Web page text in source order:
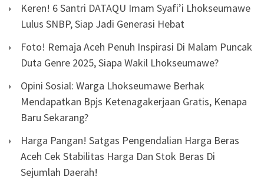
Keren! 6 Santri DATAQU Imam Syafi’i Lhokseumawe
Lulus SNBP, Siap Jadi Generasi Hebat
Foto! Remaja Aceh Penuh Inspirasi Di Malam Puncak
Duta Genre 2025, Siapa Wakil Lhokseumawe?
Opini Sosial: Warga Lhokseumawe Berhak
Mendapatkan Bpjs Ketenagakerjaan Gratis, Kenapa
Baru Sekarang?
Harga Pangan! Satgas Pengendalian Harga Beras
Aceh Cek Stabilitas Harga Dan Stok Beras Di
Sejumlah Daerah!